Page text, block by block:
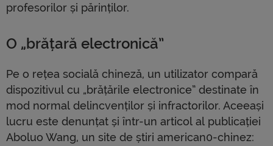
profesorilor și părinților.
O „brățară electronică”
Pe o rețea socială chineză, un utilizator compară
dispozitivul cu „brățările electronice” destinate în
mod normal delincvenților și infractorilor. Aceeași
lucru este denunțat și într-un articol al publicației
Aboluo Wang, un site de știri american0-chinez: